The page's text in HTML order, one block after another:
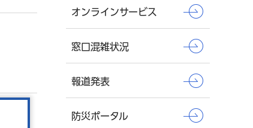
オンラインサービス
窓口混雑状況
報道発表
防災ポータル